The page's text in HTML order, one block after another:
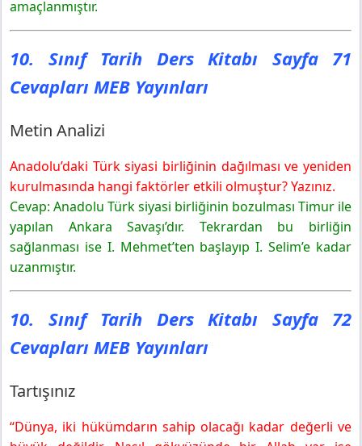
amaçlanmıştır.
10. Sınıf Tarih Ders Kitabı Sayfa 71
Cevapları MEB Yayınları
Metin Analizi
Anadolu’daki Türk siyasi birliğinin dağılması ve yeniden
kurulmasında hangi faktörler etkili olmuştur? Yazınız.
Cevap: Anadolu Türk siyasi birliğinin bozulması Timur ile
yapılan Ankara Savaşı’dır. Tekrardan bu birliğin
sağlanması ise I. Mehmet’ten başlayıp I. Selim’e kadar
uzanmıştır.
10. Sınıf Tarih Ders Kitabı Sayfa 72
Cevapları MEB Yayınları
Tartışınız
“Dünya, iki hükümdarın sahip olacağı kadar değerli ve